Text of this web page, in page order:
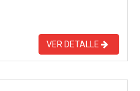
VER DETALLE